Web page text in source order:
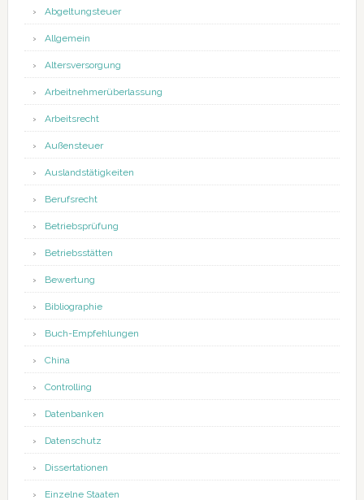
Abgeltungsteuer
Allgemein
Altersversorgung
Arbeitnehmerüberlassung
Arbeitsrecht
Außensteuer
Auslandstätigkeiten
Berufsrecht
Betriebsprüfung
Betriebsstätten
Bewertung
Bibliographie
Buch-Empfehlungen
China
Controlling
Datenbanken
Datenschutz
Dissertationen
Einzelne Staaten